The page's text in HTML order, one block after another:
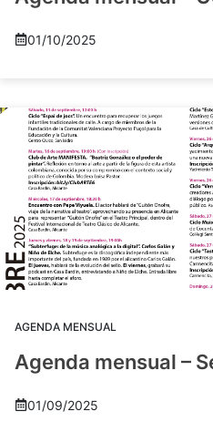
01/10/2025
AGENDA MENSUAL
Agenda mensual –
01/09/2025